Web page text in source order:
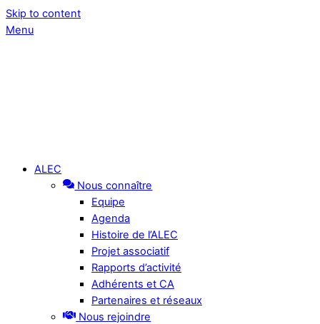
Skip to content
Menu
ALEC
Nous connaître
Equipe
Agenda
Histoire de l’ALEC
Projet associatif
Rapports d’activité
Adhérents et CA
Partenaires et réseaux
Nous rejoindre